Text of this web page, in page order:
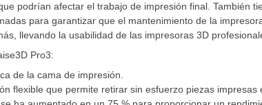
podrían afectar el trabajo de impresión final. También
para garantizar que el mantenimiento de la
llevando la usabilidad de las impresoras 3D
Pro3:
de la cama de impresión.
flexible que permite retirar sin esfuerzo piezas impresas